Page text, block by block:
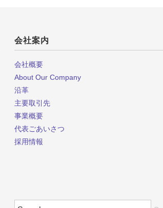
会社案内
会社概要
About Our Company
沿革
主要取引先
事業概要
代表ごあいさつ
採用情報